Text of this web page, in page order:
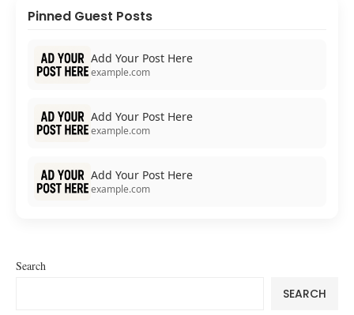
Pinned Guest Posts
Add Your Post Here
example.com
Add Your Post Here
example.com
Add Your Post Here
example.com
Search
SEARCH